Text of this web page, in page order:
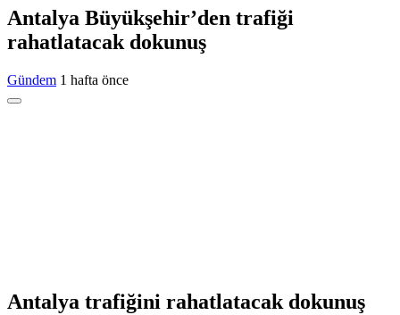
Antalya Büyükşehir’den trafiği
rahatlatacak dokunuş
Gündem 1 hafta önce
Antalya trafiğini rahatlatacak dokunuş